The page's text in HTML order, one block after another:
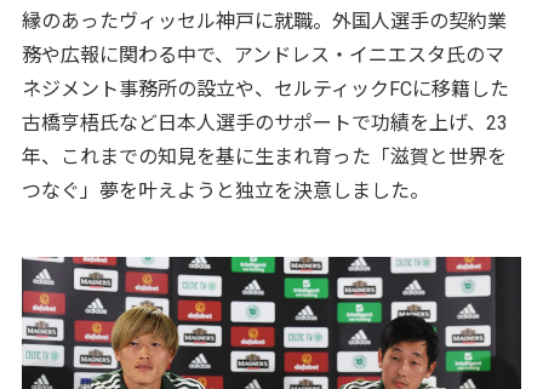
縁のあったヴィッセル神戸に就職。外国人選手の契約業
務や広報に関わる中で、アンドレス・イニエスタ氏のマ
ネジメント事務所の設立や、セルティックFCに移籍した
古橋亨梧氏など日本人選手のサポートで功績を上げ、23
年、これまでの知見を基に生まれ育った「滋賀と世界を
つなぐ」夢を叶えようと独立を決意しました。